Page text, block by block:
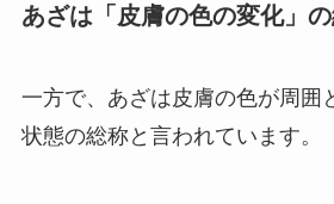
あざは「皮膚の色の変化」
一方で、あざは皮膚の色が周囲
状態の総称と言われています。